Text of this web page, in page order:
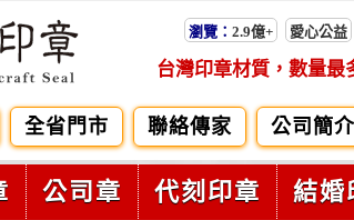
瀏覽： 2.9億+ 愛心公益
台灣印章材質，數量最
全省門市 聯絡傳家 公司簡介
公司章 代刻印章 結婚